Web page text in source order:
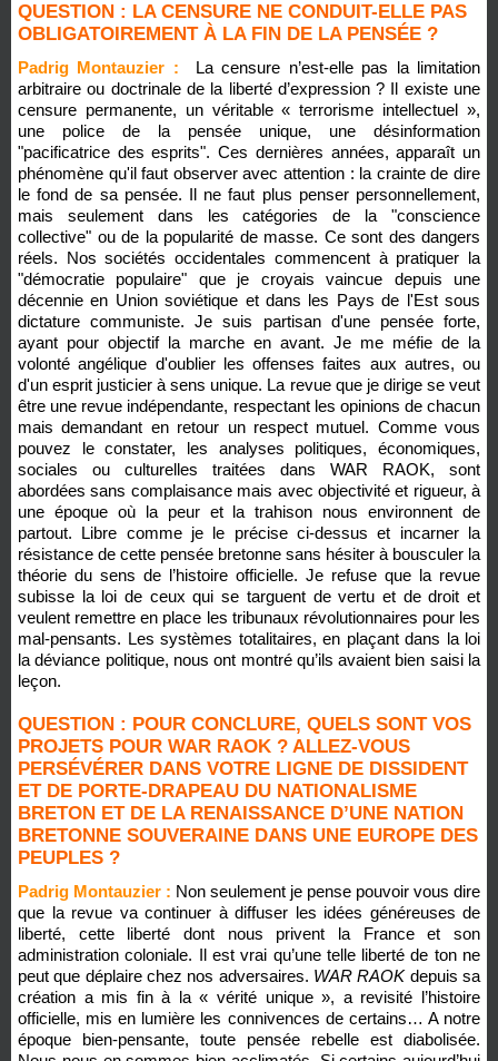
QUESTION : LA CENSURE NE CONDUIT-ELLE PAS
OBLIGATOIREMENT À LA FIN DE LA PENSÉE ?
Padrig Montauzier :
La censure n’est-elle pas la limitation
arbitraire ou doctrinale de la liberté d’expression ? Il existe une
censure permanente, un véritable « terrorisme intellectuel »,
une police de la pensée unique, une désinformation
"pacificatrice des esprits". Ces dernières années, apparaît un
phénomène qu'il faut observer avec attention : la crainte de dire
le fond de sa pensée. Il ne faut plus penser personnellement,
mais seulement dans les catégories de la "conscience
collective" ou de la popularité de masse. Ce sont des dangers
réels. Nos sociétés occidentales commencent à pratiquer la
"démocratie populaire" que je croyais vaincue depuis une
décennie en Union soviétique et dans les Pays de l'Est sous
dictature communiste. Je suis partisan d'une pensée forte,
ayant pour objectif la marche en avant. Je me méfie de la
volonté angélique d'oublier les offenses faites aux autres, ou
d'un esprit justicier à sens unique. La revue que je dirige se veut
être une revue indépendante, respectant les opinions de chacun
mais demandant en retour un respect mutuel. Comme vous
pouvez le constater, les analyses politiques, économiques,
sociales ou culturelles traitées dans WAR RAOK, sont
abordées sans complaisance mais avec objectivité et rigueur, à
une époque où la peur et la trahison nous environnent de
partout. Libre comme je le précise ci-dessus et incarner la
résistance de cette pensée bretonne sans hésiter à bousculer la
théorie du sens de l’histoire officielle. Je refuse que la revue
subisse la loi de ceux qui se targuent de vertu et de droit et
veulent remettre en place les tribunaux révolutionnaires pour les
mal-pensants. Les systèmes totalitaires, en plaçant dans la loi
la déviance politique, nous ont montré qu’ils avaient bien saisi la
leçon.
QUESTION : POUR CONCLURE, QUELS SONT VOS
PROJETS POUR WAR RAOK ? ALLEZ-VOUS
PERSÉVÉRER DANS VOTRE LIGNE DE DISSIDENT
ET DE PORTE-DRAPEAU DU NATIONALISME
BRETON ET DE LA RENAISSANCE D’UNE NATION
BRETONNE SOUVERAINE DANS UNE EUROPE DES
PEUPLES ?
Padrig Montauzier : Non seulement je pense pouvoir vous dire
que la revue va continuer à diffuser les idées généreuses de
liberté, cette liberté dont nous privent la France et son
administration coloniale. Il est vrai qu’une telle liberté de ton ne
peut que déplaire chez nos adversaires. WAR RAOKdepuis sa
création a mis fin à la « vérité unique », a revisité l’histoire
officielle, mis en lumière les connivences de certains… A notre
époque bien-pensante, toute pensée rebelle est diabolisée.